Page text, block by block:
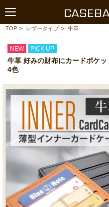
TOP > レザータイプ > 牛革
NEW PICK UP
牛革 好みの財布にカードポケ
4色